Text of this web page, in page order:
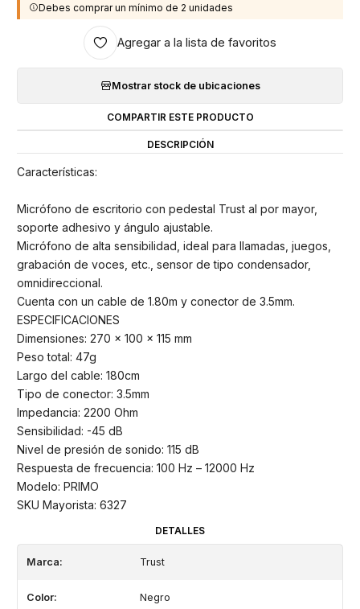
Debes comprar un mínimo de 2 unidades
Agregar a la lista de favoritos
Mostrar stock de ubicaciones
COMPARTIR ESTE PRODUCTO
DESCRIPCIÓN
Características:
Micrófono de escritorio con pedestal Trust al por mayor,
soporte adhesivo y ángulo ajustable.
Micrófono de alta sensibilidad, ideal para llamadas, juegos,
grabación de voces, etc., sensor de tipo condensador,
omnidireccional.
Cuenta con un cable de 1.80m y conector de 3.5mm.
ESPECIFICACIONES
Dimensiones: 270 x 100 x 115 mm
Peso total: 47g
Largo del cable: 180cm
Tipo de conector: 3.5mm
Impedancia: 2200 Ohm
Sensibilidad: -45 dB
Nivel de presión de sonido: 115 dB
Respuesta de frecuencia: 100 Hz – 12000 Hz
Modelo: PRIMO
SKU Mayorista: 6327
DETALLES
Marca: Trust
Color: Negro